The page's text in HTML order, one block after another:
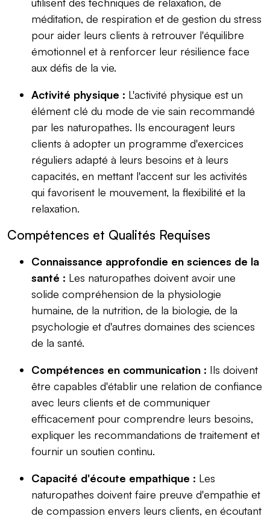
méditation, de respiration et de gestion du stress
pour aider leurs clients à retrouver l'équilibre
émotionnel et à renforcer leur résilience face
aux défis de la vie.
Activité physique : L'activité physique est un
élément clé du mode de vie sain recommandé
par les naturopathes. Ils encouragent leurs
clients à adopter un programme d'exercices
réguliers adapté à leurs besoins et à leurs
capacités, en mettant l'accent sur les activités
qui favorisent le mouvement, la flexibilité et la
relaxation.
Compétences et Qualités Requises
Connaissance approfondie en sciences de la
santé : Les naturopathes doivent avoir une
solide compréhension de la physiologie
humaine, de la nutrition, de la biologie, de la
psychologie et d'autres domaines des sciences
de la santé.
Compétences en communication : Ils doivent
être capables d'établir une relation de confiance
avec leurs clients et de communiquer
efficacement pour comprendre leurs besoins,
expliquer les recommandations de traitement et
fournir un soutien continu.
Capacité d'écoute empathique : Les
naturopathes doivent faire preuve d'empathie et
de compassion envers leurs clients, en écoutant